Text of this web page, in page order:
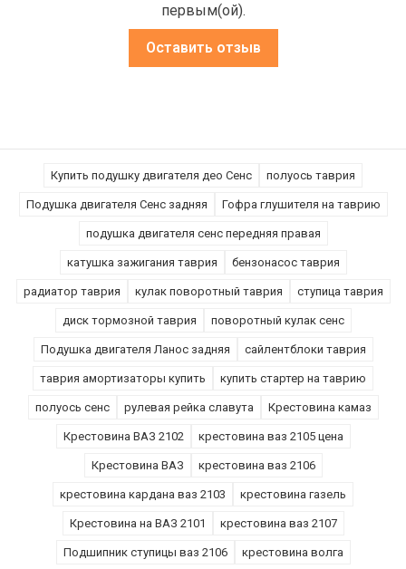
первым(ой).
Оставить отзыв
Купить подушку двигателя део Сенс полуось таврия
Подушка двигателя Сенс задняя Гофра глушителя на таврию
подушка двигателя сенс передняя правая
катушка зажигания таврия бензонасос таврия
радиатор таврия кулак поворотный таврия ступица таврия
диск тормозной таврия поворотный кулак сенс
Подушка двигателя Ланос задняя сайлентблоки таврия
таврия амортизаторы купить купить стартер на таврию
полуось сенс рулевая рейка славута Крестовина камаз
Крестовина ВАЗ 2102 крестовина ваз 2105 цена
Крестовина ВАЗ крестовина ваз 2106
крестовина кардана ваз 2103 крестовина газель
Крестовина на ВАЗ 2101 крестовина ваз 2107
Подшипник ступицы ваз 2106 крестовина волга